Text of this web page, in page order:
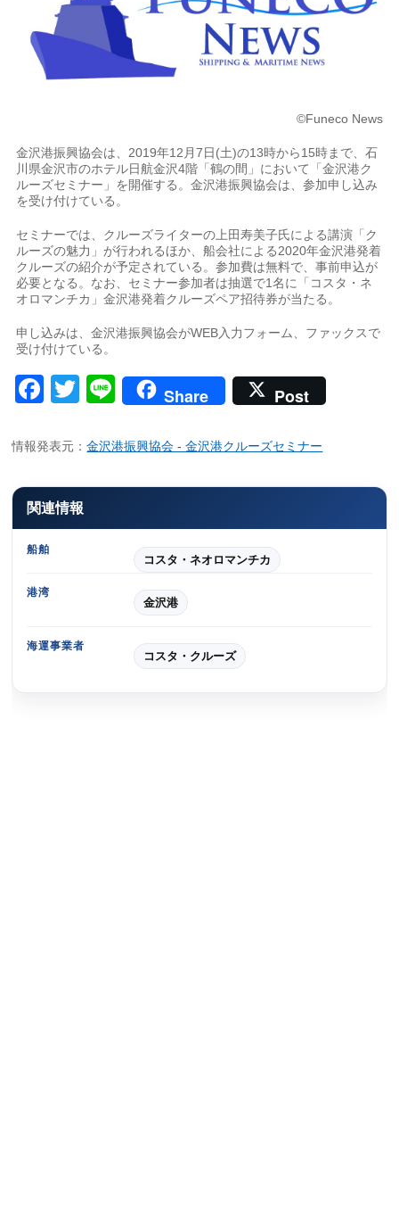
©Funeco News
金沢港振興協会は、2019年12月7日(土)の13時から15時まで、石
川県金沢市のホテル日航金沢4階「鶴の間」において「金沢港ク
ルーズセミナー」を開催する。金沢港振興協会は、参加申し込み
を受け付けている。
セミナーでは、クルーズライターの上田寿美子氏による講演「ク
ルーズの魅力」が行われるほか、船会社による2020年金沢港発着
クルーズの紹介が予定されている。参加費は無料で、事前申込が
必要となる。なお、セミナー参加者は抽選で1名に「コスタ・ネ
オロマンチカ」金沢港発着クルーズペア招待券が当たる。
申し込みは、金沢港振興協会がWEB入力フォーム、ファックスで
受け付けている。
Facebook
Twitter
LineShare Post
情報発表元：金沢港振興協会 - 金沢港クルーズセミナー
関連情報
船舶
コスタ・ネオロマンチカ
港湾
金沢港
海運事業者
コスタ・クルーズ